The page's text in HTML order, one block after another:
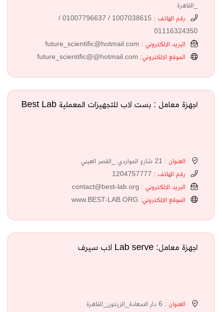
_القاهرة
رقم الهاتف :
1007038615 / 01007796637 /
01116324350
البريد الالكتروني : future_scientific@hotmail.com
الموقع الالكتروني: future_scientific@@hotmail.com
اجهزة معامل : بست لاب للتجهيزات المعملية Best Lab
العنوان : 21 شارع المواردي _القصر العيني
رقم الهاتف : 1204757777
البريد الالكتروني : contact@best-lab.org
الموقع الالكتروني: www.BEST-LAB.ORG
اجهزة معامل: Lab serve لاب سيرف
العنوان : 6 دار السعادة_الزيتون_القاهرة